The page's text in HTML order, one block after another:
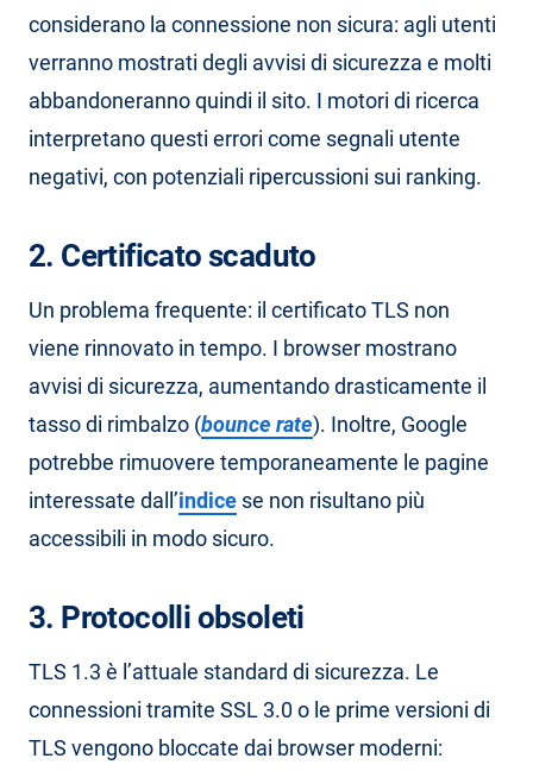
considerano la connessione non sicura: agli utenti
verranno mostrati degli avvisi di sicurezza e molti
abbandoneranno quindi il sito. I motori di ricerca
interpretano questi errori come segnali utente
negativi, con potenziali ripercussioni sui ranking.
2. Certificato scaduto
Un problema frequente: il certificato TLS non
viene rinnovato in tempo. I browser mostrano
avvisi di sicurezza, aumentando drasticamente il
tasso di rimbalzo (bounce rate). Inoltre, Google
potrebbe rimuovere temporaneamente le pagine
interessate dall’indice se non risultano più
accessibili in modo sicuro.
3. Protocolli obsoleti
TLS 1.3 è l’attuale standard di sicurezza. Le
connessioni tramite SSL 3.0 o le prime versioni di
TLS vengono bloccate dai browser moderni: